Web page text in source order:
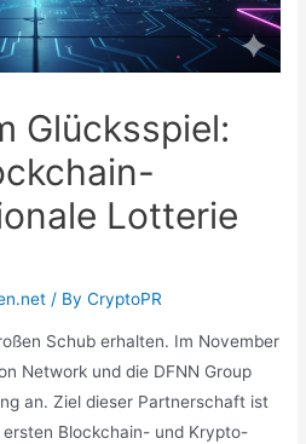
Glücksspiel:
Lotterie
/ ByCryptoPR
Schub erhalten. Im November
Network und die DFNN Group
an. Ziel dieser Partnerschaft ist
Blockchain- und Krypto-